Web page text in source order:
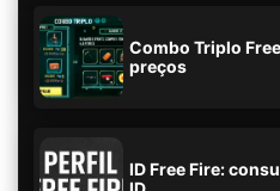
Combo Triplo
preços
ID Free Fire: